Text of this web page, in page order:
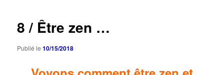
8 / Être zen …
Publié le10/15/2018